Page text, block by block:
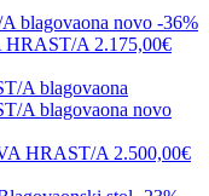
novo -36%
HRAST/A 2.175,00€
novo
HRAST/A 2.500,00€